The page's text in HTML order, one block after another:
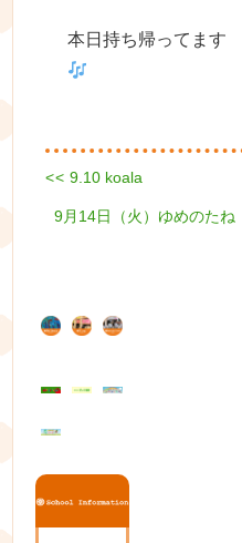
本日持ち帰ってます
投
稿
ゲ
ー
ョ
Previous
<< 9.10 koala
Next
9月14日（火）ゆめのたね